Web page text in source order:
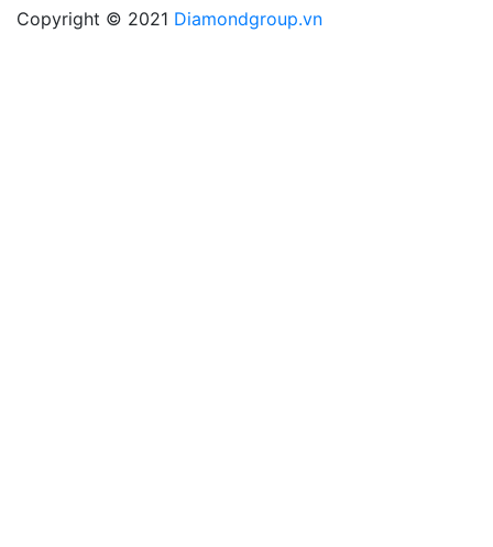
Copyright © 2021 Diamondgroup.vn